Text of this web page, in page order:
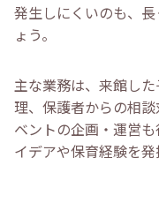
発生しにくいのも、長
ょう。
主な業務は、来館した
理、保護者からの相談
ベントの企画・運営も
イデアや保育経験を発